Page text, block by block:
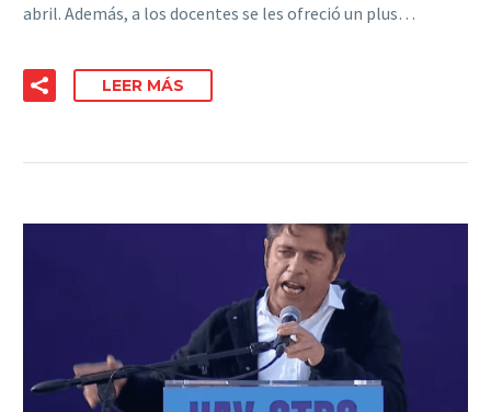
abril. Además, a los docentes se les ofreció un plus…
LEER MÁS